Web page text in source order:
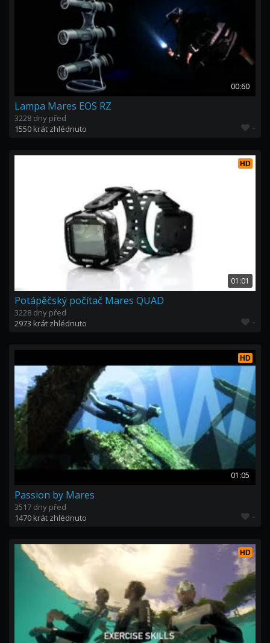
00:60
Lampa Mares EOS RZ
3228 dny před
1550 krát zhlédnuto
-
HD
01:01
Potápěčský počítač Mares QUAD
3228 dny před
2973 krát zhlédnuto
-
HD
01:05
Passion by Mares
3517 dny před
1470 krát zhlédnuto
-
HD